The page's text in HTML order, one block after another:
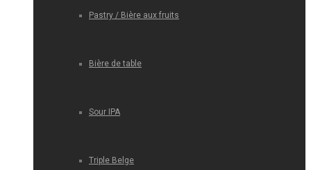
Pastry / Bière aux fruits
Bière de table
Sour IPA
Triple Belge